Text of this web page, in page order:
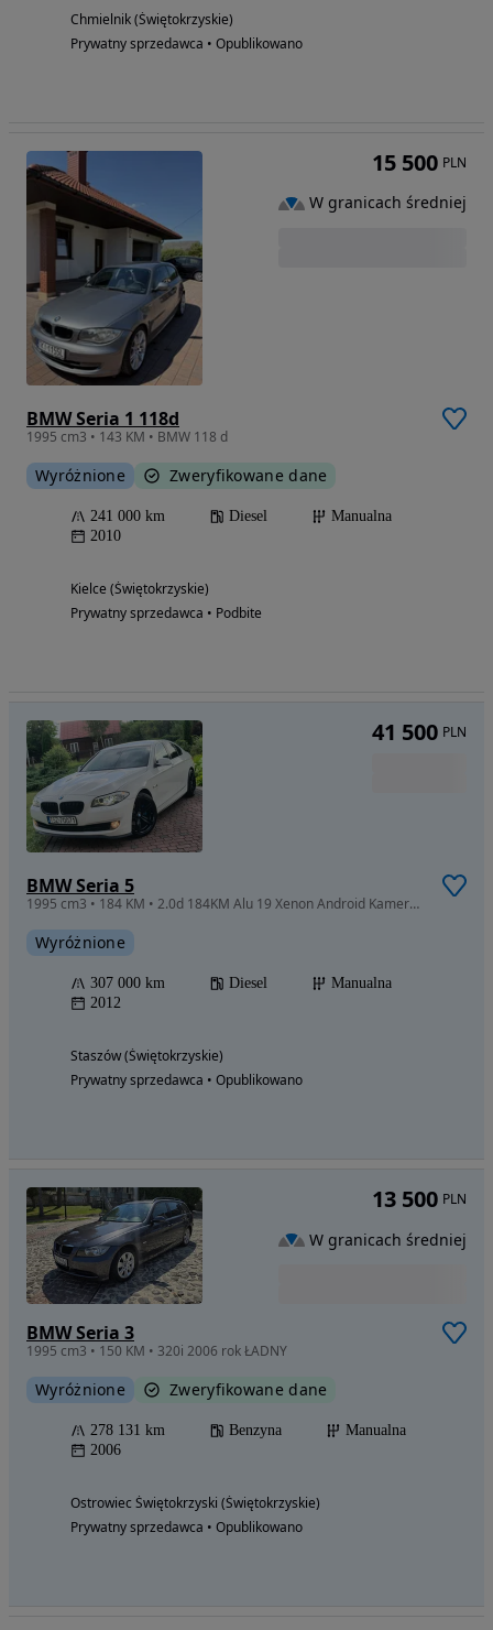
Chmielnik (Świętokrzyskie)
Prywatny sprzedawca • Opublikowano
BMW Seria 1 118d
1995 cm3 • 143 KM • BMW 118 d
Wyróżnione Zweryfikowane dane
241 000 km Diesel
Manualna
2010
Kielce (Świętokrzyskie)
Prywatny sprzedawca • Podbite
15 500 PLN
W granicach średniej
BMW Seria 5
1995 cm3 • 184 KM • 2.0d 184KM Alu 19 Xenon Android Kamera Oryginał Lakier Po Rozrządzie
Wyróżnione
307 000 km Diesel
Manualna
2012
Staszów (Świętokrzyskie)
Prywatny sprzedawca • Opublikowano
41 500 PLN
BMW Seria 3
1995 cm3 • 150 KM • 320i 2006 rok ŁADNY
Wyróżnione Zweryfikowane dane
278 131 km Benzyna
Manualna
2006
Ostrowiec Świętokrzyski (Świętokrzyskie)
Prywatny sprzedawca • Opublikowano
13 500 PLN
W granicach średniej